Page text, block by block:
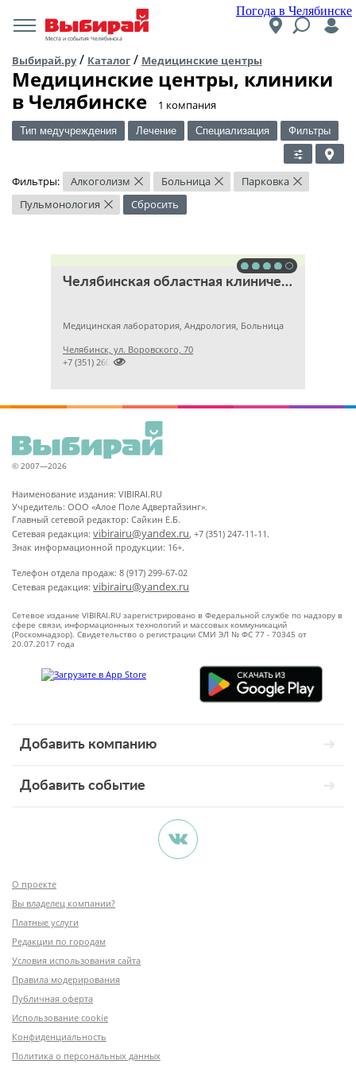
Погода в Челябинске
Места и события Челябинска
Выбирай.ру/ Каталог / Медицинские центры
Медицинские центры, клиники
в Челябинске
​1 компания
Тип медучреждения Лечение Специализация Фильтры
Фильтры: Алкоголизм × Больница × Парковка ×
Пульмонология × Сбросить
Челябинская областная клиническая больница
Медицинская лаборатория, Андрология, Больница
Челябинск, ул. Воровского, 70

+7 (351) 2609824
© 2007—2026
Наименование издания: VIBIRAI.RU
Учредитель: ООО «Алое Поле Адвертайзинг».
Главный сетевой редактор: Сайкин Е.Б.
Сетевая редакция: vibirairu@yandex.ru, +7 (351) 247-11-11.
Знак информационной продукции: 16+.
Телефон отдела продаж: 8 (917) 299-67-02
Сетевая редакция: vibirairu@yandex.ru
Сетевое издание VIBIRAI.RU зарегистрировано в Федеральной службе по надзору в
сфере связи, информационных технологий и массовых коммуникаций
(Роскомнадзор). Свидетельство о регистрации СМИ ЭЛ № ФС 77 - 70345 от
20.07.2017 года
Добавить компанию
Добавить событие
О проекте
Вы владелец компании?
Платные услуги
Редакции по городам
Условия использования сайта
Правила модерирования
Публичная оферта
Использование cookie
Конфиденциальность
Политика о персональных данных